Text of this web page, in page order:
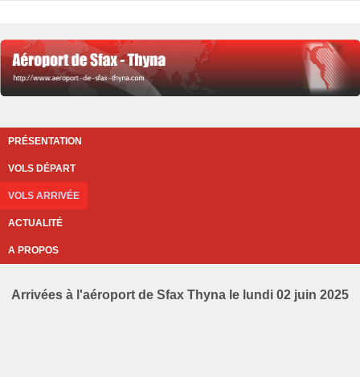
PRÉSENTATION
VOLS DÉPART
VOLS ARRIVÉE
ACTUALITÉ
A PROPOS
Arrivées à l'aéroport de Sfax Thyna le lundi 02 juin 2025